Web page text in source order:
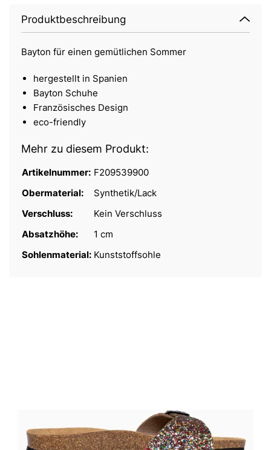
Produktbeschreibung
Bayton für einen gemütlichen Sommer
hergestellt in Spanien
Bayton Schuhe
Französisches Design
eco-friendly
Mehr zu diesem Produkt:
Artikelnummer: F209539900
Obermaterial:
Synthetik/Lack
Verschluss:
Kein Verschluss
Absatzhöhe:
1 cm
Sohlenmaterial: Kunststoffsohle